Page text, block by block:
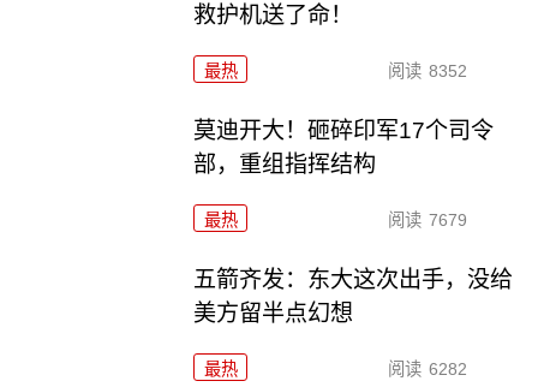
救护机送了命！
最热 阅读 8352
莫迪开大！砸碎印军17个司令
部，重组指挥结构
最热 阅读 7679
五箭齐发：东大这次出手，没给
美方留半点幻想
最热 阅读 6282